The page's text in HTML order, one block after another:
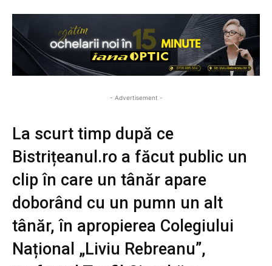
- Advertisement -
La scurt timp după ce
Bistrițeanul.ro a făcut public un
clip în care un tânăr apare
doborând cu un pumn un alt
tânăr, în apropierea Colegiului
Național „Liviu Rebreanu”,